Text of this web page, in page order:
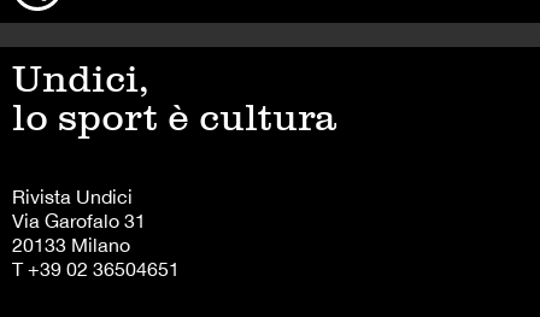
Undici,
lo sport è cultura
Rivista Undici
Via Garofalo 31
20133 Milano
T +39 02 36504651